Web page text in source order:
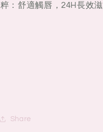
粹：舒適觸唇，24H長效
Share